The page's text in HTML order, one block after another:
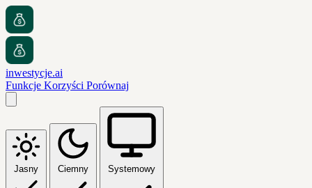
inwestycje.ai
Funkcje Korzyści Porównaj
Jasny Ciemny Systemowy